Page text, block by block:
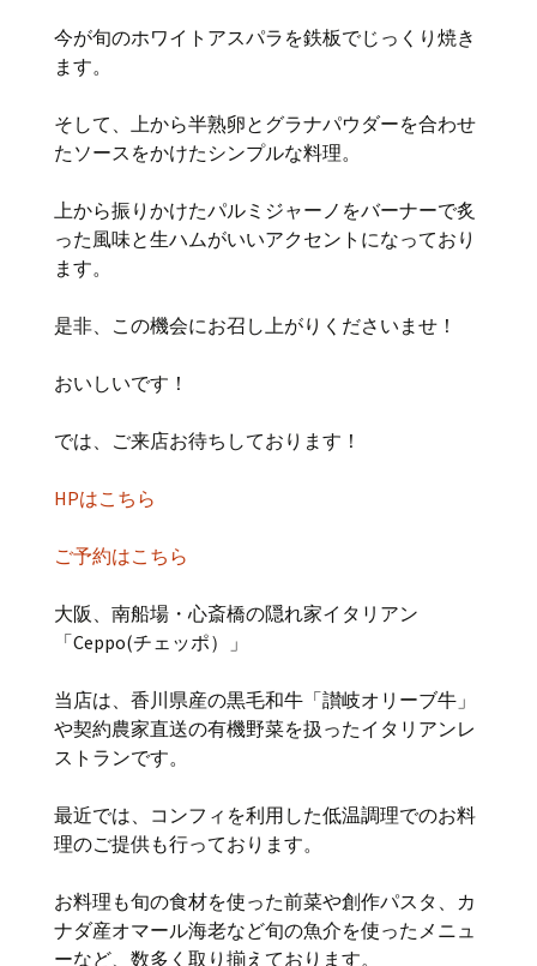
今が旬のホワイトアスパラを鉄板でじっくり焼き
ます。
そして、上から半熟卵とグラナパウダーを合わせ
たソースをかけたシンプルな料理。
上から振りかけたパルミジャーノをバーナーで炙
った風味と生ハムがいいアクセントになっており
ます。
是非、この機会にお召し上がりくださいませ！
おいしいです！
では、ご来店お待ちしております！
HPはこちら
ご予約はこちら
大阪、南船場・心斎橋の隠れ家イタリアン
「Ceppo(チェッポ）」
当店は、香川県産の黒毛和牛「讃岐オリーブ牛」
や契約農家直送の有機野菜を扱ったイタリアンレ
ストランです。
最近では、コンフィを利用した低温調理でのお料
理のご提供も行っております。
お料理も旬の食材を使った前菜や創作パスタ、カ
ナダ産オマール海老など旬の魚介を使ったメニュ
ーなど、数多く取り揃えております。